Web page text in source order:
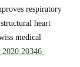
respiratory
heart
medical